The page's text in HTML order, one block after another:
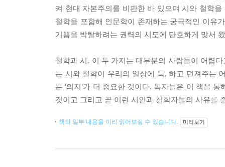
켜 현대 자본주의를 비판한 바 있으며 시와 철학
철학을 포함해 인문학이 존재하는 궁극적인 이유
기쁨을 박탈하려는 권력의 시도에 단호하게 맞서
철학과 시. 이 두 가지는 대부분의 사람들이 어렵
는 시와 철학이 우리의 일상에 툭, 하고 던져주는
는 ‘의지’가 더 중요한 것이다. 독자들은 이 책을
것이고 그리고 곧 이런 시인과 철학자들의 사유를
책의 일부 내용을 미리 읽어보실 수 있습니다. 미리보기